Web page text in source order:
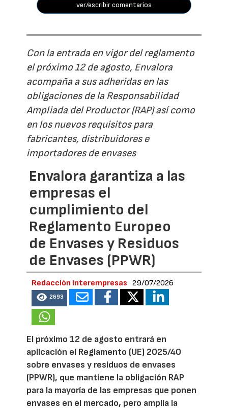
ver/escribir comentarios
Con la entrada en vigor del reglamento
el próximo 12 de agosto, Envalora
acompaña a sus adheridas en las
obligaciones de la Responsabilidad
Ampliada del Productor (RAP) así como
en los nuevos requisitos para
fabricantes, distribuidores e
importadores de envases
Envalora garantiza a las
empresas el
cumplimiento del
Reglamento Europeo
de Envases y Residuos
de Envases (PPWR)
Redacción Interempresas 29/07/2026
2693
El próximo 12 de agosto entrará en
aplicación el Reglamento (UE) 2025/40
sobre envases y residuos de envases
(PPWR), que mantiene la obligación RAP
para la mayoría de las empresas que ponen
envases en el mercado, pero amplía la